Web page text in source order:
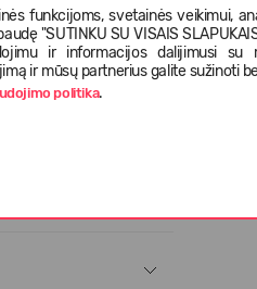
funkcijoms, svetainės veikimui,
"SUTINKU SU VISAIS
ir informacijos dalijimusi su
ir mūsų partnerius galite sužinoti
politika.